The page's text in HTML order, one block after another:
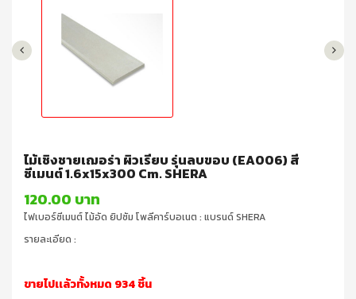
ไม้เชิงชายเฌอร่า ผิวเรียบ รุ่นลบขอบ (EA006) สี
ซีเมนต์ 1.6x15x300 Cm. SHERA
120.00 บาท
ไฟเบอร์ซีเมนต์ ไม้อัด ยิปซัม โพลีคาร์บอเนต : แบรนด์ SHERA
รายละเอียด :
ขายไปเเล้วทั้งหมด 934 ชิ้น